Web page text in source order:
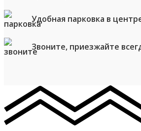
Удобная парковка в
Звоните, приезжайте